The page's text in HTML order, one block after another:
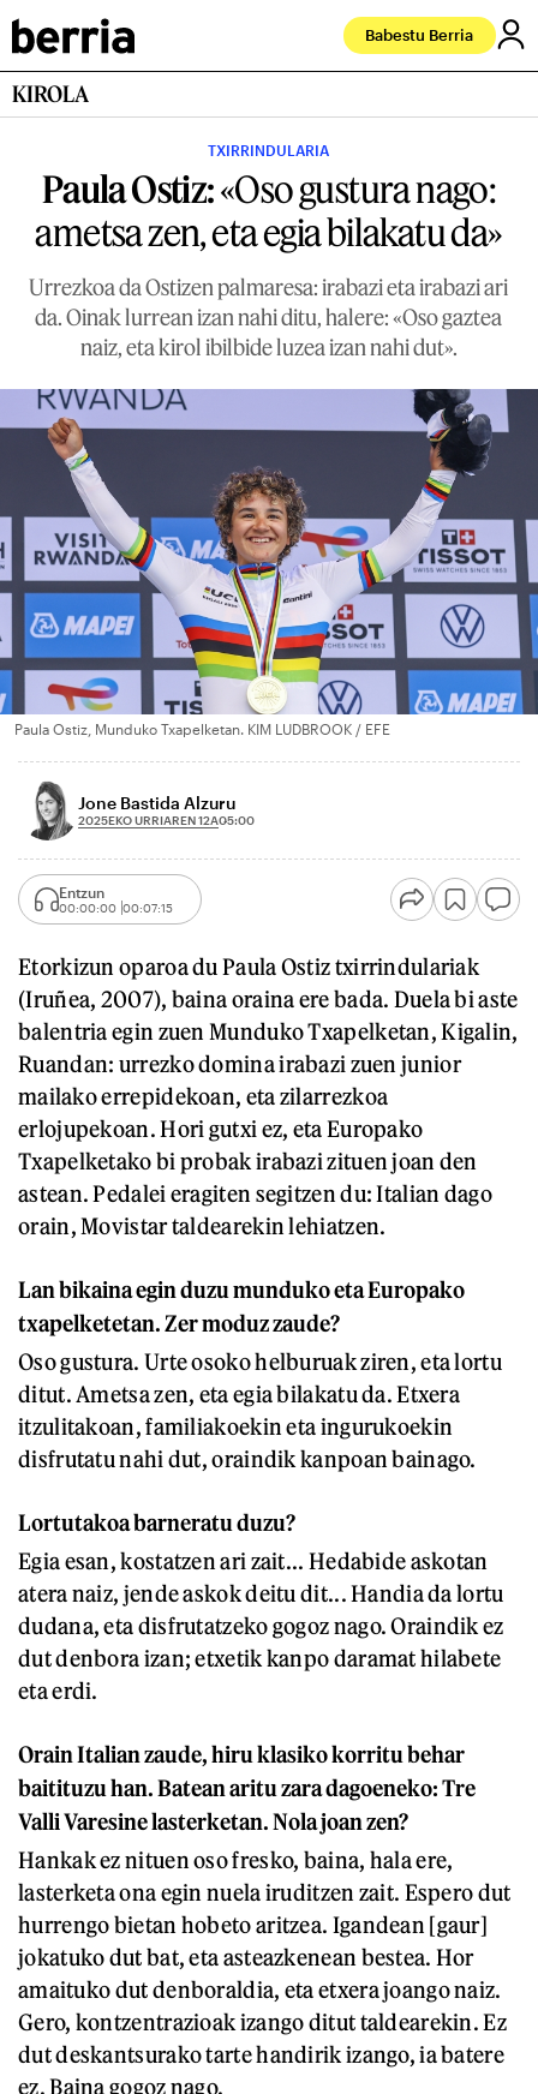
Babestu Berria
KIROLA
TXIRRINDULARIA
Paula Ostiz:«Oso gustura nago:
ametsa zen, eta egia bilakatu da»
Urrezkoa da Ostizen palmaresa: irabazi eta irabazi ari
da. Oinak lurrean izan nahi ditu, halere: «Oso gaztea
naiz, eta kirol ibilbide luzea izan nahi dut».
Paula Ostiz, Munduko Txapelketan. KIM LUDBROOK / EFE
Jone Bastida Alzuru
2025EKO URRIAREN 12A05:00
Entzun
00:00:00 00:07:15
Etorkizun oparoa du Paula Ostiz txirrindulariak
(Iruñea, 2007), baina oraina ere bada. Duela bi aste
balentria egin zuen Munduko Txapelketan, Kigalin,
Ruandan: urrezko domina irabazi zuen junior
mailako errepidekoan, eta zilarrezkoa
erlojupekoan. Hori gutxi ez, eta Europako
Txapelketako bi probak irabazi zituen joan den
astean. Pedalei eragiten segitzen du: Italian dago
orain, Movistar taldearekin lehiatzen.
Lan bikaina egin duzu munduko eta Europako
txapelketetan. Zer moduz zaude?
Oso gustura. Urte osoko helburuak ziren, eta lortu
ditut. Ametsa zen, eta egia bilakatu da. Etxera
itzulitakoan, familiakoekin eta ingurukoekin
disfrutatu nahi dut, oraindik kanpoan bainago.
Lortutakoa barneratu duzu?
Egia esan, kostatzen ari zait... Hedabide askotan
atera naiz, jende askok deitu dit... Handia da lortu
dudana, eta disfrutatzeko gogoz nago. Oraindik ez
dut denbora izan; etxetik kanpo daramat hilabete
eta erdi.
Orain Italian zaude, hiru klasiko korritu behar
baitituzu han. Batean aritu zara dagoeneko: Tre
Valli Varesine lasterketan. Nola joan zen?
Hankak ez nituen oso fresko, baina, hala ere,
lasterketa ona egin nuela iruditzen zait. Espero dut
hurrengo bietan hobeto aritzea. Igandean [gaur]
jokatuko dut bat, eta asteazkenean bestea. Hor
amaituko dut denboraldia, eta etxera joango naiz.
Gero, kontzentrazioak izango ditut taldearekin. Ez
dut deskantsurako tarte handirik izango, ia batere
ez. Baina gogoz nago.